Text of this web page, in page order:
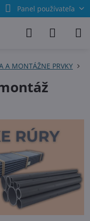
Panel používateľa
A MONTÁŽNE PRVKY